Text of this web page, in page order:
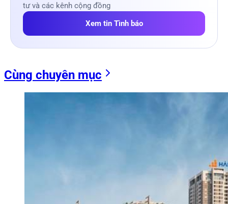
tư và các kênh cộng đồng
Xem tin Tình báo
Cùng chuyên mục